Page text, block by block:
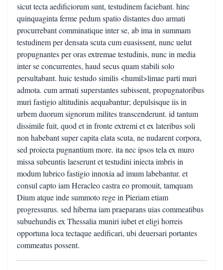
sicut tecta aedificiorum sunt, testudinem faciebant. hinc
quinquaginta ferme pedum spatio distantes duo armati
procurrebant comminatique inter se, ab ima in summam
testudinem per densata scuta cum euasissent, nunc uelut
propugnantes per oras extremae testudinis, nunc in media
inter se concurrentes, haud secus quam stabili solo
persultabant. huic testudo similis <humil>limae parti muri
admota. cum armati superstantes subissent, propugnatoribus
muri fastigio altitudinis aequabantur; depulsisque iis in
urbem duorum signorum milites transcenderunt. id tantum
dissimile fuit, quod et in fronte extremi et ex lateribus soli
non habebant super capita elata scuta, ne nudarent corpora,
sed proiecta pugnantium more. ita nec ipsos tela ex muro
missa subeuntis laeserunt et testudini iniecta imbris in
modum lubrico fastigio innoxia ad imum labebantur. et
consul capto iam Heracleo castra eo promouit, tamquam
Dium atque inde summoto rege in Pieriam etiam
progressurus. sed hiberna iam praeparans uias commeatibus
subuehundis ex Thessalia muniri iubet et eligi horreis
opportuna loca tectaque aedificari, ubi deuersari portantes
commeatus possent.